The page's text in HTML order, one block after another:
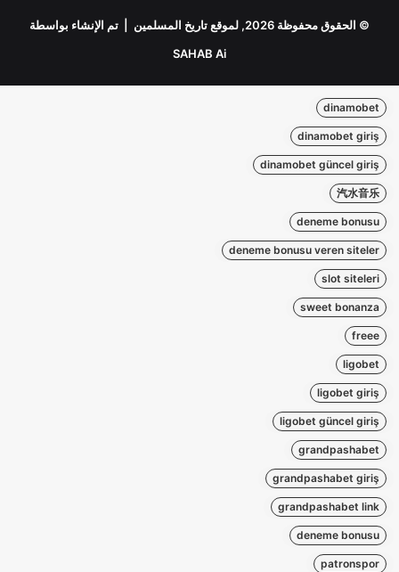
© الحقوق محفوظة 2026, لموقع تاريخ المسلمين | تم الإنشاء بواسطة
SAHAB Ai
dinamobet
dinamobet giriş
dinamobet güncel giriş
汽水音乐
deneme bonusu
deneme bonusu veren siteler
slot siteleri
sweet bonanza
freee
ligobet
ligobet giriş
ligobet güncel giriş
grandpashabet
grandpashabet giriş
grandpashabet link
deneme bonusu
patronspor